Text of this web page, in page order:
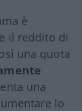
è
il reddito di
una quota
una
lo